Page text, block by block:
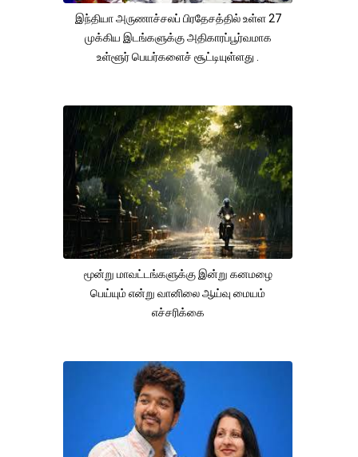
இந்தியா அருணாச்சலப் பிரதேசத்தில் உள்ள 27
முக்கிய இடங்களுக்கு அதிகாரப்பூர்வமாக
உள்ளூர் பெயர்களைச் சூட்டியுள்ளது .
மூன்று மாவட்டங்களுக்கு இன்று கனமழை
பெய்யும் என்று வானிலை ஆய்வு மையம்
எச்சரிக்கை